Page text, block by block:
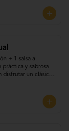
+ 1 salsa a
y sabrosa
disfrutar un clásico
Ideal para una
lleno de sabor.